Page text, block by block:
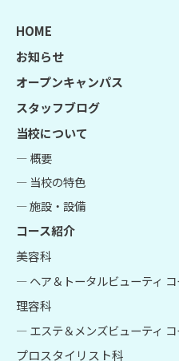
HOME
お知らせ
オープンキャンパス
スタッフブログ
当校について
― 概要
― 当校の特色
― 施設・設備
コース紹介
美容科
― ヘア＆トータルビューティ コ
理容科
― エステ＆メンズビューティ コ
プロスタイリスト科